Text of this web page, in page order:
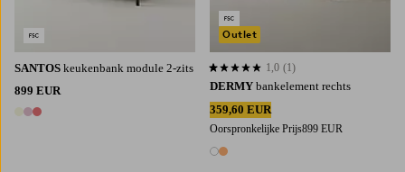
SANTOS keukenbank module 2-zits
899 EUR
3 kleuren
DERMY bankelement rechts
359,60 EUR
Oorspronkelijke Prijs899 EUR
2 kleuren
1,0 op basis van 1 beoordelingen
1,0 (1)
Outlet